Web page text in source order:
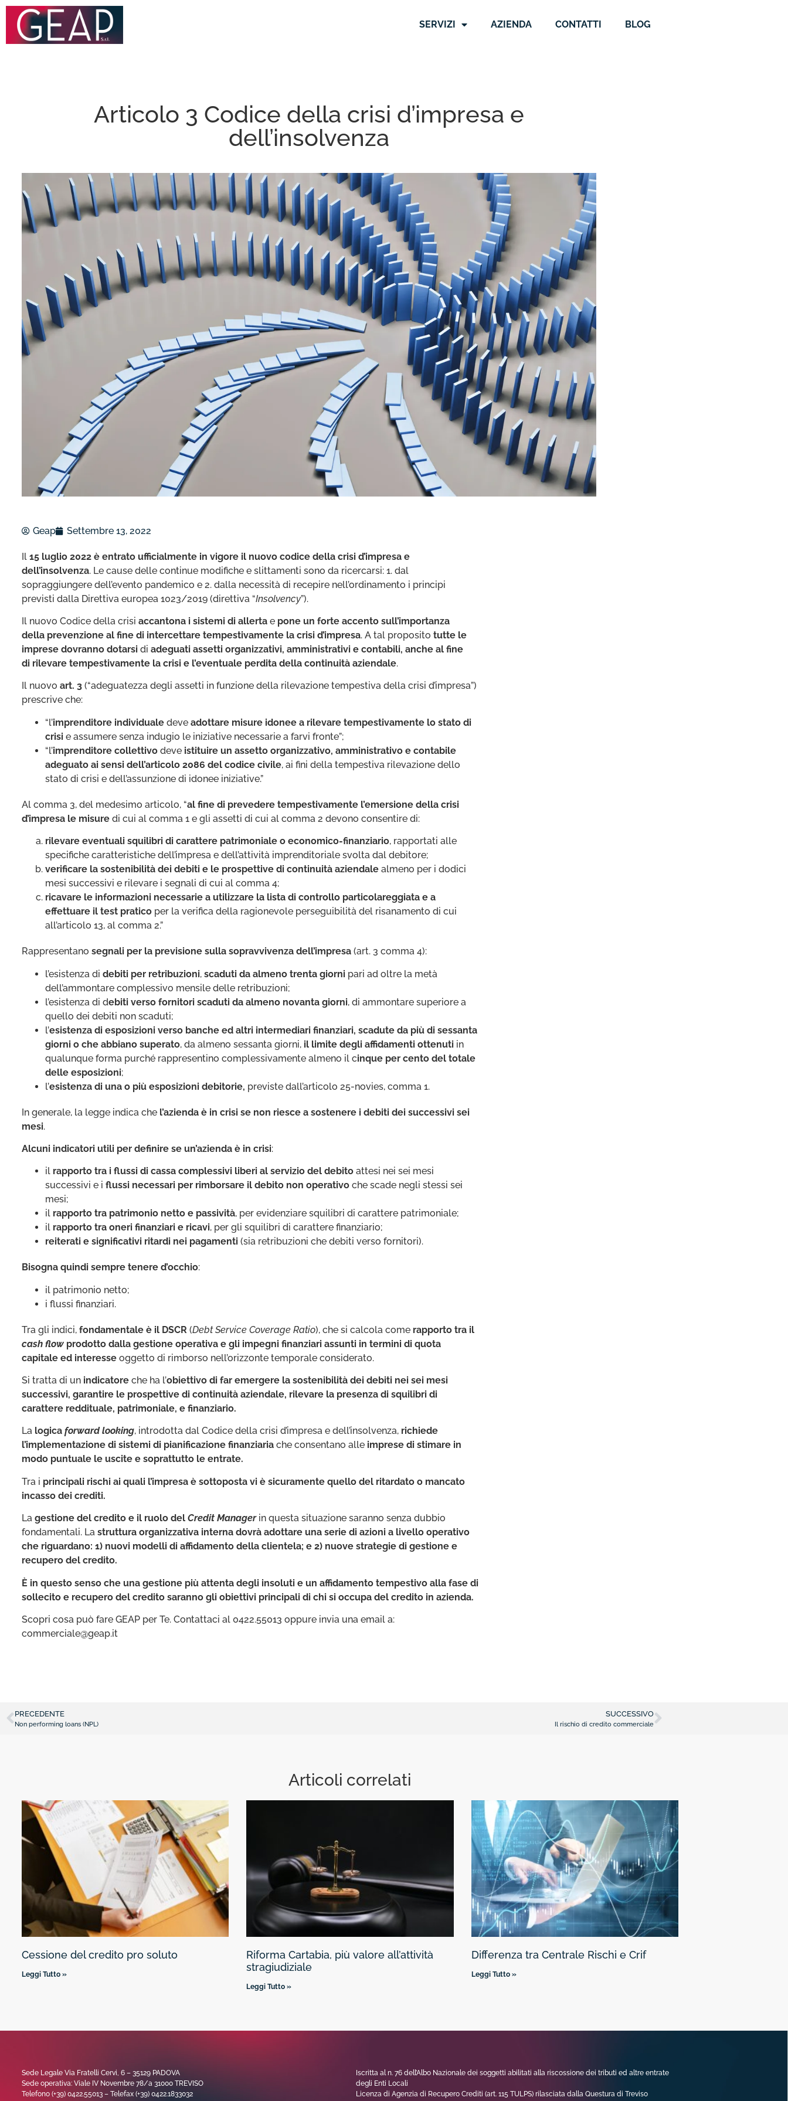
SERVIZI AZIENDA CONTATTI BLOG
Articolo 3 Codice della crisi d’impresa e
dell’insolvenza
Geap Settembre 13, 2022
Il 15 luglio 2022 è entrato ufficialmente in vigore il nuovo codice della crisi d’impresa e
dell’insolvenza. Le cause delle continue modifiche e slittamenti sono da ricercarsi: 1. dal
sopraggiungere dell’evento pandemico e 2. dalla necessità di recepire nell’ordinamento i principi
previsti dalla Direttiva europea 1023/2019 (direttiva “Insolvency”).
Il nuovo Codice della crisi accantona i sistemi di allertae pone un forte accento sull’importanza
della prevenzione al fine di intercettare tempestivamente la crisi d’impresa. A tal proposito tutte le
imprese dovranno dotarsi di adeguati assetti organizzativi, amministrativi e contabili, anche al fine
di rilevare tempestivamente la crisi e l’eventuale perdita della continuità aziendale.
Il nuovo art. 3(“adeguatezza degli assetti in funzione della rilevazione tempestiva della crisi d’impresa”)
prescrive che:
“l’imprenditore individualedeve adottare misure idonee a rilevare tempestivamente lo stato di
crisi e assumere senza indugio le iniziative necessarie a farvi fronte”;
“l’imprenditore collettivo deve istituire un assetto organizzativo, amministrativo e contabile
adeguato ai sensi dell’articolo 2086 del codice civile, ai fini della tempestiva rilevazione dello
stato di crisi e dell’assunzione di idonee iniziative.”
Al comma 3, del medesimo articolo, “al fine di prevedere tempestivamente l’emersione della crisi
d’impresa le misuredi cui al comma 1 e gli assetti di cui al comma 2 devono consentire di:
rilevare eventuali squilibri di carattere patrimoniale o economico-finanziario, rapportati alle
specifiche caratteristiche dell’impresa e dell’attività imprenditoriale svolta dal debitore;
verificare la sostenibilità dei debiti e le prospettive di continuità aziendale almeno per i dodici
mesi successivi e rilevare i segnali di cui al comma 4;
ricavare le informazioni necessarie a utilizzare la lista di controllo particolareggiata e a
effettuare il test praticoper la verifica della ragionevole perseguibilità del risanamento di cui
all’articolo 13, al comma 2.”
Rappresentano segnali per la previsione sulla sopravvivenza dell’impresa(art. 3 comma 4):
l’esistenza di debiti per retribuzioni, scaduti da almeno trenta giorni pari ad oltre la metà
dell’ammontare complessivo mensile delle retribuzioni;
l’esistenza di debiti verso fornitori scaduti da almeno novanta giorni, di ammontare superiore a
quello dei debiti non scaduti;
l’esistenza di esposizioni verso banche ed altri intermediari finanziari, scadute da più di sessanta
giorni o che abbiano superato, da almeno sessanta giorni, il limite degli affidamenti ottenuti in
qualunque forma purché rappresentino complessivamente almeno il cinque per cento del totale
delle esposizioni;
l’esistenza di una o più esposizioni debitorie, previste dall’articolo 25-novies, comma 1.
In generale, la legge indica che l’azienda è in crisi se non riesce a sostenere i debiti dei successivi sei
mesi.
Alcuni indicatori utili per definire se un’azienda è in crisi:
il rapporto tra i flussi di cassa complessivi liberi al servizio del debitoattesi nei sei mesi
successivi e i flussi necessari per rimborsare il debito non operativoche scade negli stessi sei
mesi;
il rapporto tra patrimonio netto e passività, per evidenziare squilibri di carattere patrimoniale;
il rapporto tra oneri finanziari e ricavi, per gli squilibri di carattere finanziario;
reiterati e significativi ritardi nei pagamenti (sia retribuzioni che debiti verso fornitori).
Bisogna quindi sempre tenere d’occhio:
il patrimonio netto;
i flussi finanziari.
Tra gli indici, fondamentale è il DSCR (Debt Service Coverage Ratio), che si calcola come rapporto tra il
cash flowprodotto dalla gestione operativa e gli impegni finanziari assunti in termini di quota
capitale ed interesseoggetto di rimborso nell’orizzonte temporale considerato.
Si tratta di un indicatoreche ha l’obiettivo di far emergere la sostenibilità dei debiti nei sei mesi
successivi, garantire le prospettive di continuità aziendale, rilevare la presenza di squilibri di
carattere reddituale, patrimoniale, e finanziario.
La logica forward looking, introdotta dal Codice della crisi d’impresa e dell’insolvenza, richiede
l’implementazione di sistemi di pianificazione finanziariache consentano alle imprese di stimare in
modo puntuale le uscite e soprattutto le entrate.
Tra i principali rischi ai quali l’impresa è sottoposta vi è sicuramente quello del ritardato o mancato
incasso dei crediti.
La gestione del credito e il ruolo del Credit Managerin questa situazione saranno senza dubbio
fondamentali. La struttura organizzativa interna dovrà adottare una serie di azioni a livello operativo
che riguardano: 1) nuovi modelli di affidamento della clientela; e 2) nuove strategie di gestione e
recupero del credito.
È in questo senso che una gestione più attenta degli insoluti e un affidamento tempestivo alla fase di
sollecito e recupero del credito saranno gli obiettivi principali di chi si occupa del credito in azienda.
Scopri cosa può fare GEAP per Te. Contattaci al 0422.55013 oppure invia una email a:
commerciale@geap.it
PRECEDENTE
Non performing loans (NPL)
SUCCESSIVO
Il rischio di credito commerciale
Articoli correlati
Cessione del credito pro soluto
Leggi Tutto »
Riforma Cartabia, più valore all’attività
stragiudiziale
Leggi Tutto »
Differenza tra Centrale Rischi e Crif
Leggi Tutto »
Sede Legale Via Fratelli Cervi, 6 – 35129 PADOVA
Sede operativa: Viale IV Novembre 78/a 31000 TREVISO
Telefono (+39) 0422.55013 – Telefax (+39) 0422.1833032
Iscritta al n. 76 dell’Albo Nazionale dei soggetti abilitati alla riscossione dei tributi ed altre entrate
degli Enti Locali
Licenza di Agenzia di Recupero Crediti (art. 115 TULPS) rilasciata dalla Questura di Treviso